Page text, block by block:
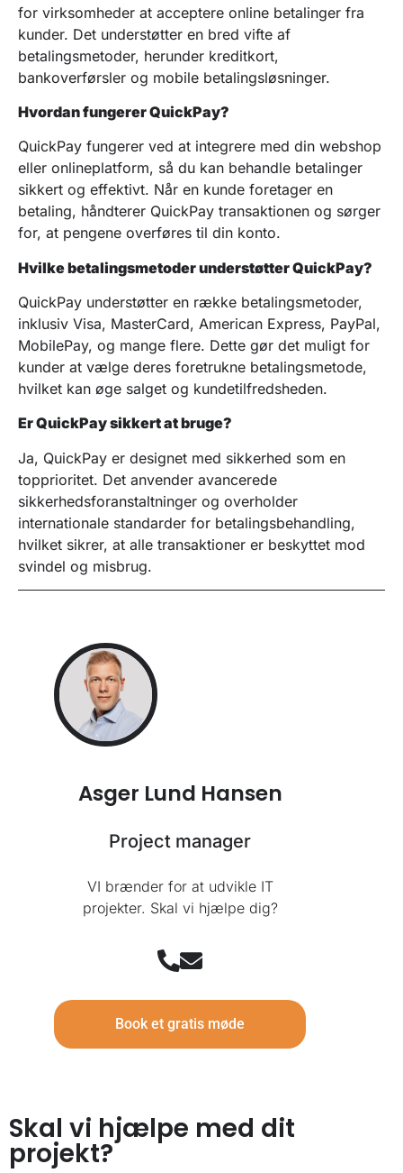
for virksomheder at acceptere online betalinger fra
kunder. Det understøtter en bred vifte af
betalingsmetoder, herunder kreditkort,
bankoverførsler og mobile betalingsløsninger.
Hvordan fungerer QuickPay?
QuickPay fungerer ved at integrere med din webshop
eller onlineplatform, så du kan behandle betalinger
sikkert og effektivt. Når en kunde foretager en
betaling, håndterer QuickPay transaktionen og sørger
for, at pengene overføres til din konto.
Hvilke betalingsmetoder understøtter QuickPay?
QuickPay understøtter en række betalingsmetoder,
inklusiv Visa, MasterCard, American Express, PayPal,
MobilePay, og mange flere. Dette gør det muligt for
kunder at vælge deres foretrukne betalingsmetode,
hvilket kan øge salget og kundetilfredsheden.
Er QuickPay sikkert at bruge?
Ja, QuickPay er designet med sikkerhed som en
topprioritet. Det anvender avancerede
sikkerhedsforanstaltninger og overholder
internationale standarder for betalingsbehandling,
hvilket sikrer, at alle transaktioner er beskyttet mod
svindel og misbrug.
Asger Lund Hansen
Project manager
VI brænder for at udvikle IT
projekter. Skal vi hjælpe dig?
Book et gratis møde
Skal vi hjælpe med dit
projekt?